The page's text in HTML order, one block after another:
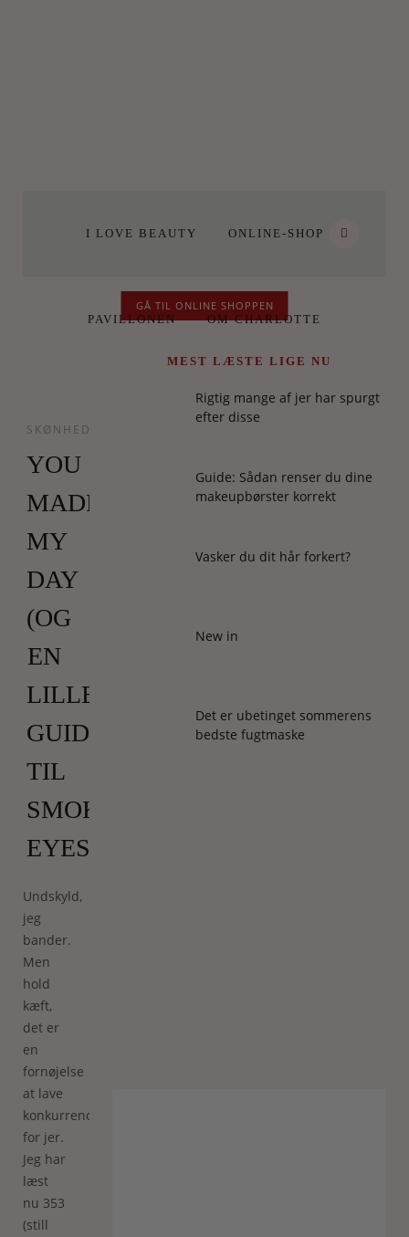
I LOVE BEAUTY ONLINE-SHOP
PAVILLONEN OM CHARLOTTE
GÅ TIL ONLINE SHOPPEN
SKØNHED
YOU
MADE
MY
DAY
(OG
EN
LILLE
GUIDE
TIL
SMOKY
EYES)
Undskyld,
jeg
bander.
Men
hold
kæft,
det er
en
fornøjelse
at lave
konkurrencer
for jer.
Jeg har
læst
nu 353
(still
MEST LÆSTE LIGE NU
Rigtig mange af jer har spurgt
efter disse
Guide: Sådan renser du dine
makeupbørster korrekt
Vasker du dit hår forkert?
New in
Det er ubetinget sommerens
bedste fugtmaske